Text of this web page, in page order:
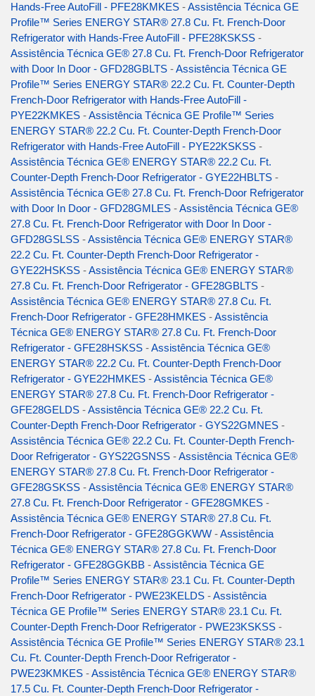
Hands-Free AutoFill - PFE28KMKES -Assistência Técnica GE
Profile™ Series ENERGY STAR® 27.8 Cu. Ft. French-Door
Refrigerator with Hands-Free AutoFill - PFE28KSKSS -
Assistência Técnica GE® 27.8 Cu. Ft. French-Door Refrigerator
with Door In Door - GFD28GBLTS -Assistência Técnica GE
Profile™ Series ENERGY STAR® 22.2 Cu. Ft. Counter-Depth
French-Door Refrigerator with Hands-Free AutoFill -
PYE22KMKES -Assistência Técnica GE Profile™ Series
ENERGY STAR® 22.2 Cu. Ft. Counter-Depth French-Door
Refrigerator with Hands-Free AutoFill - PYE22KSKSS -
Assistência Técnica GE® ENERGY STAR® 22.2 Cu. Ft.
Counter-Depth French-Door Refrigerator - GYE22HBLTS -
Assistência Técnica GE® 27.8 Cu. Ft. French-Door Refrigerator
with Door In Door - GFD28GMLES -Assistência Técnica GE®
27.8 Cu. Ft. French-Door Refrigerator with Door In Door -
GFD28GSLSS -Assistência Técnica GE® ENERGY STAR®
22.2 Cu. Ft. Counter-Depth French-Door Refrigerator -
GYE22HSKSS -Assistência Técnica GE® ENERGY STAR®
27.8 Cu. Ft. French-Door Refrigerator - GFE28GBLTS -
Assistência Técnica GE® ENERGY STAR® 27.8 Cu. Ft.
French-Door Refrigerator - GFE28HMKES -Assistência
Técnica GE® ENERGY STAR® 27.8 Cu. Ft. French-Door
Refrigerator - GFE28HSKSS -Assistência Técnica GE®
ENERGY STAR® 22.2 Cu. Ft. Counter-Depth French-Door
Refrigerator - GYE22HMKES -Assistência Técnica GE®
ENERGY STAR® 27.8 Cu. Ft. French-Door Refrigerator -
GFE28GELDS -Assistência Técnica GE® 22.2 Cu. Ft.
Counter-Depth French-Door Refrigerator - GYS22GMNES -
Assistência Técnica GE® 22.2 Cu. Ft. Counter-Depth French-
Door Refrigerator - GYS22GSNSS -Assistência Técnica GE®
ENERGY STAR® 27.8 Cu. Ft. French-Door Refrigerator -
GFE28GSKSS -Assistência Técnica GE® ENERGY STAR®
27.8 Cu. Ft. French-Door Refrigerator - GFE28GMKES -
Assistência Técnica GE® ENERGY STAR® 27.8 Cu. Ft.
French-Door Refrigerator - GFE28GGKWW -Assistência
Técnica GE® ENERGY STAR® 27.8 Cu. Ft. French-Door
Refrigerator - GFE28GGKBB -Assistência Técnica GE
Profile™ Series ENERGY STAR® 23.1 Cu. Ft. Counter-Depth
French-Door Refrigerator - PWE23KELDS -Assistência
Técnica GE Profile™ Series ENERGY STAR® 23.1 Cu. Ft.
Counter-Depth French-Door Refrigerator - PWE23KSKSS -
Assistência Técnica GE Profile™ Series ENERGY STAR® 23.1
Cu. Ft. Counter-Depth French-Door Refrigerator -
PWE23KMKES -Assistência Técnica GE® ENERGY STAR®
17.5 Cu. Ft. Counter-Depth French-Door Refrigerator -